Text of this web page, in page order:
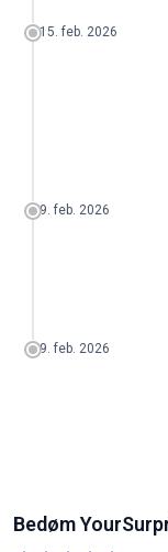
15. feb. 2026
9. feb. 2026
9. feb. 2026
Bedøm